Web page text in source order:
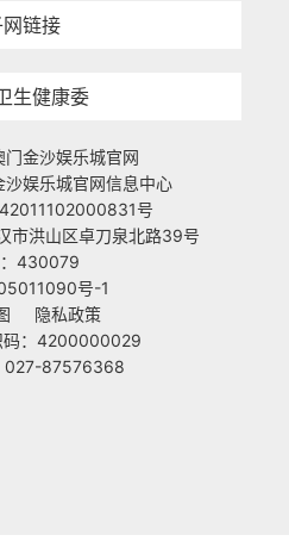
链接
生健康委
门金沙娱乐城官网
娱乐城官网信息中心
号
市洪山区卓刀泉北路39号
430079
号-1
隐私政策
码：4200000029
027-87576368